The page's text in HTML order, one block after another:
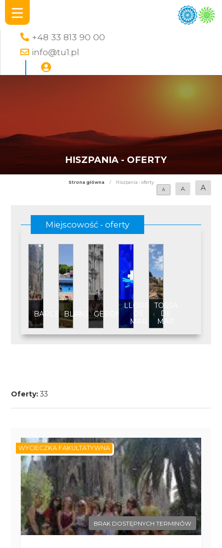
+48 33 813 90 00
info@tu1.pl
HISZPANIA - OFERTY
Strona główna /
Hiszpania - oferty
A
A A
Miejscowość - oferty
BARCELONABLANESGERONA
LLORET
MAR
TOSSA
DE
MAR
Oferty: 33
BRAK DOSTĘPNYCH TERMINÓW
WYCIECZKA FAKULTATYWNA